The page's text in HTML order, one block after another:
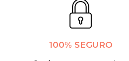
100% SEGURO